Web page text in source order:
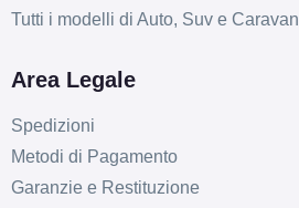
Tutti i modelli di Auto, Suv e Caravan
Area Legale
Spedizioni
Metodi di Pagamento
Garanzie e Restituzione